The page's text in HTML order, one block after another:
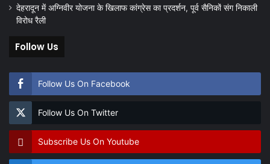
देहरादून में अग्निवीर योजना के खिलाफ कांग्रेस का प्रदर्शन, पूर्व सैनिकों संग निकाली
विरोध रैली
Follow Us
Follow Us On Facebook
Follow Us On Twitter
Subscribe Us On Youtube